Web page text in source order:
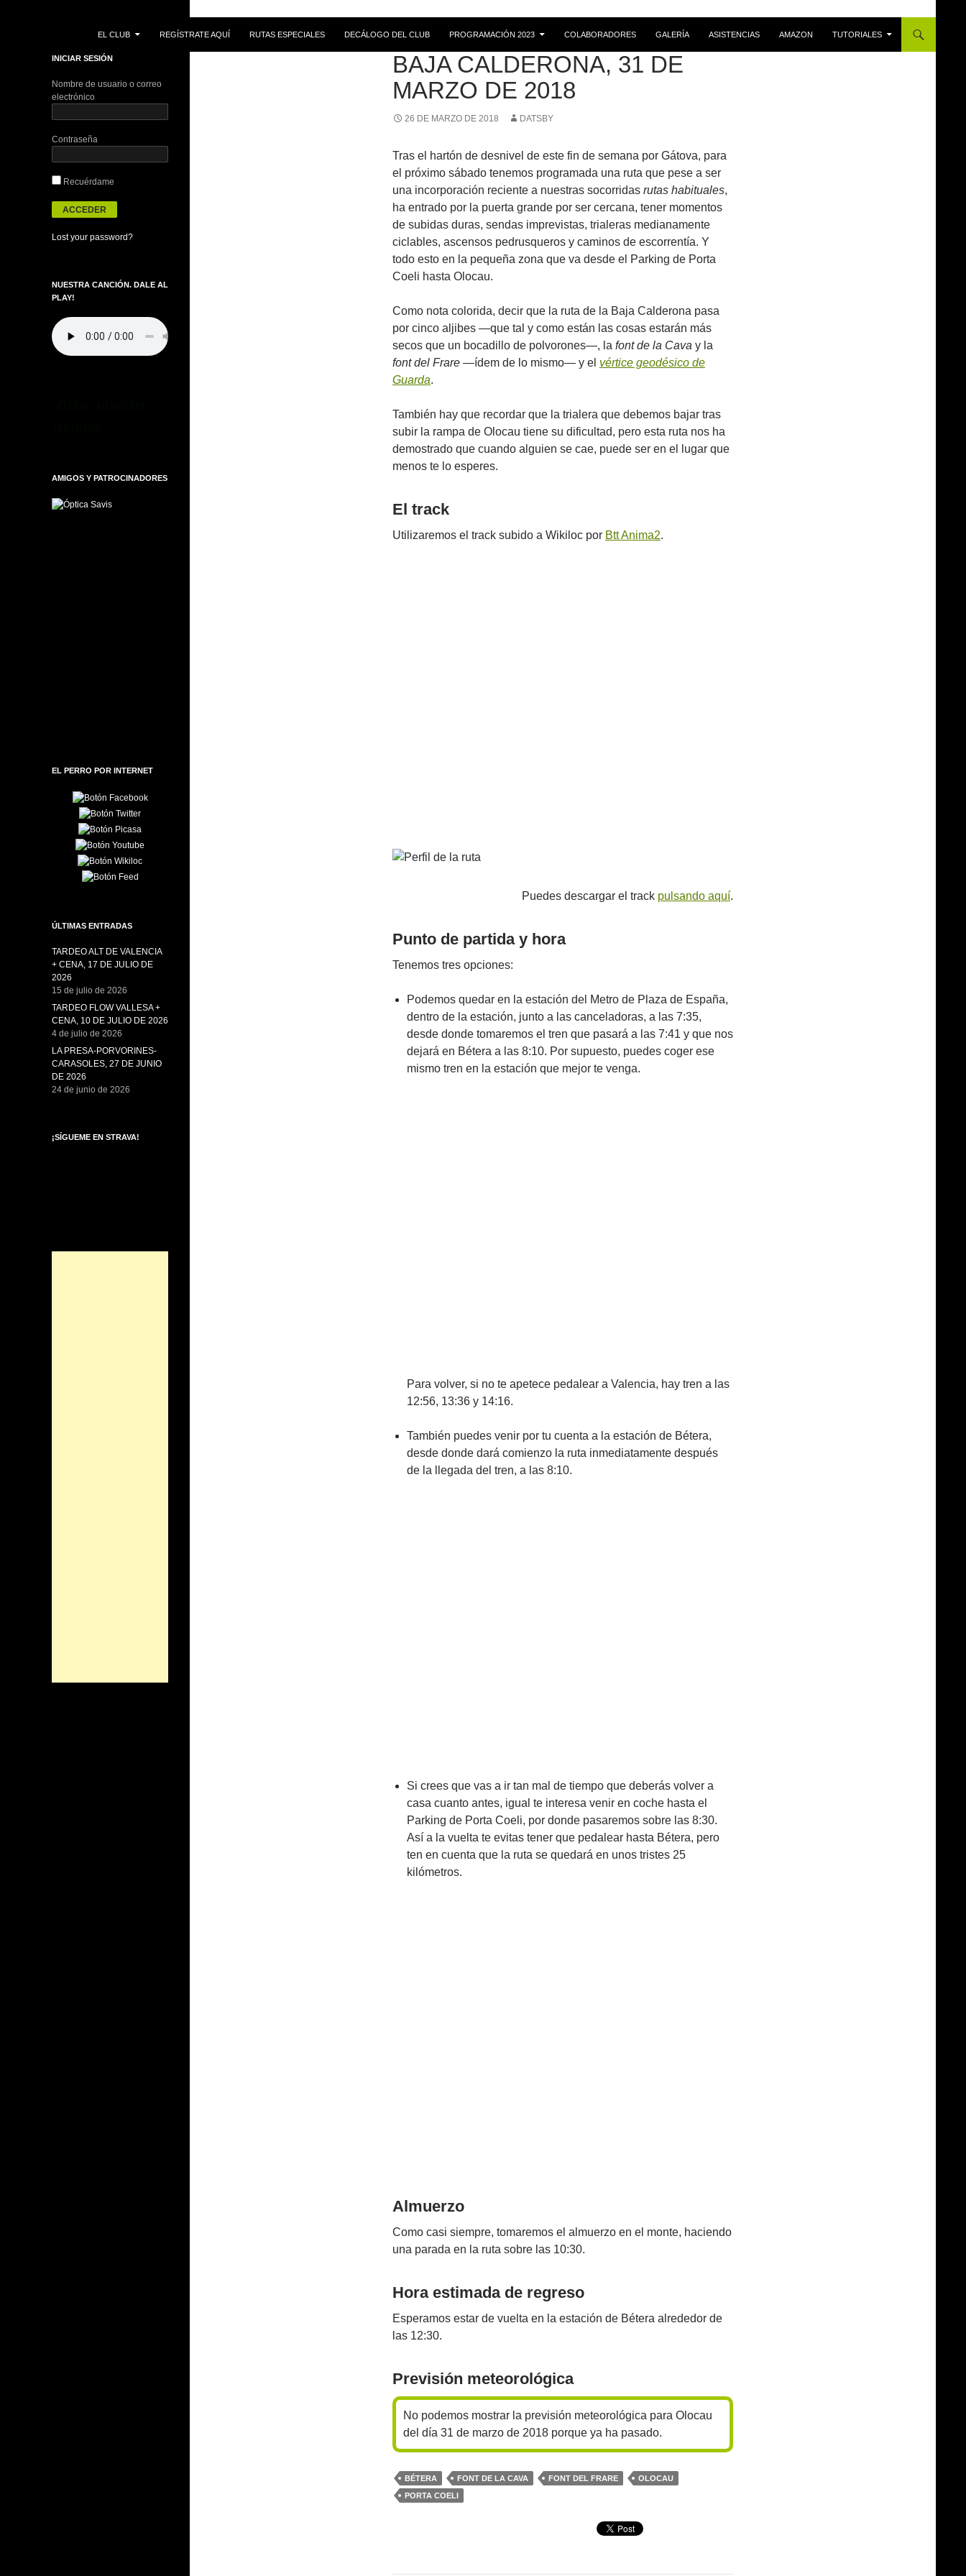
EL CLUB
REGÍSTRATE AQUÍ RUTAS ESPECIALES DECÁLOGO DEL CLUB PROGRAMACIÓN 2023 COLABORADORES GALERÍA ASISTENCIAS AMAZON TUTORIALES
RUTAS
BAJA CALDERONA, 31 DE
MARZO DE 2018
26 DE MARZO DE 2018 DATSBY
Tras el hartón de desnivel de este fin de semana por Gátova, para
el próximo sábado tenemos programada una ruta que pese a ser
una incorporación reciente a nuestras socorridas rutas habituales,
ha entrado por la puerta grande por ser cercana, tener momentos
de subidas duras, sendas imprevistas, trialeras medianamente
ciclables, ascensos pedrusqueros y caminos de escorrentía. Y
todo esto en la pequeña zona que va desde el Parking de Porta
Coeli hasta Olocau.
Como nota colorida, decir que la ruta de la Baja Calderona pasa
por cinco aljibes —que tal y como están las cosas estarán más
secos que un bocadillo de polvorones—, la font de la Cava y la
font del Frare —ídem de lo mismo— y el vértice geodésico de
Guarda.
También hay que recordar que la trialera que debemos bajar tras
subir la rampa de Olocau tiene su dificultad, pero esta ruta nos ha
demostrado que cuando alguien se cae, puede ser en el lugar que
menos te lo esperes.
El track
Utilizaremos el track subido a Wikiloc por Btt Anima2.
Puedes descargar el track pulsando aquí.
Punto de partida y hora
Tenemos tres opciones:
Podemos quedar en la estación del Metro de Plaza de España,
dentro de la estación, junto a las canceladoras, a las 7:35,
desde donde tomaremos el tren que pasará a las 7:41 y que nos
dejará en Bétera a las 8:10. Por supuesto, puedes coger ese
mismo tren en la estación que mejor te venga.
Para volver, si no te apetece pedalear a Valencia, hay tren a las
12:56, 13:36 y 14:16.
También puedes venir por tu cuenta a la estación de Bétera,
desde donde dará comienzo la ruta inmediatamente después
de la llegada del tren, a las 8:10.
Si crees que vas a ir tan mal de tiempo que deberás volver a
casa cuanto antes, igual te interesa venir en coche hasta el
Parking de Porta Coeli, por donde pasaremos sobre las 8:30.
Así a la vuelta te evitas tener que pedalear hasta Bétera, pero
ten en cuenta que la ruta se quedará en unos tristes 25
kilómetros.
Almuerzo
Como casi siempre, tomaremos el almuerzo en el monte, haciendo
una parada en la ruta sobre las 10:30.
Hora estimada de regreso
Esperamos estar de vuelta en la estación de Bétera alrededor de
las 12:30.
Previsión meteorológica
No podemos mostrar la previsión meteorológica para Olocau
del día 31 de marzo de 2018 porque ya ha pasado.
BÉTERA FONT DE LA CAVA FONT DEL FRARE
OLOCAU
PORTA COELI
INICIAR SESIÓN
Nombre de usuario o correo
electrónico
Contraseña
Recuérdame
Lost your password?
NUESTRA CANCIÓN. DALE AL
PLAY!
AMIGOS Y PATROCINADORES
EL PERRO POR INTERNET
ÚLTIMAS ENTRADAS
TARDEO ALT DE VALENCIA
+ CENA, 17 DE JULIO DE
2026
15 de julio de 2026
TARDEO FLOW VALLESA +
CENA, 10 DE JULIO DE 2026
4 de julio de 2026
LA PRESA-PORVORINES-
CARASOLES, 27 DE JUNIO
DE 2026
24 de junio de 2026
¡SÍGUEME EN STRAVA!